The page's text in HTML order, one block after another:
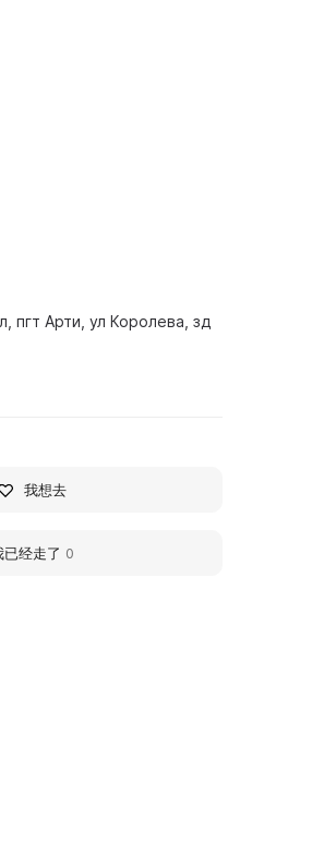
пгт Арти, ул Королева, зд
我想去
已经走了 0